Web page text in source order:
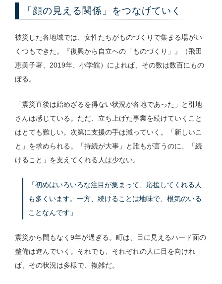
「顔の見える関係」をつなげていく
被災した各地域では、女性たちがものづくりで集まる場がい
くつもできた。『復興から自立への「ものづくり」』（飛田
恵美子著、2019年、小学館）によれば、その数は数百にもの
ぼる。
「震災直後は始めざるを得ない状況が各地であった」と引地
さんは感じている。ただ、立ち上げた事業を続けていくこと
はとても難しい。次第に支援の手は減っていく。「新しいこ
と」を求められる。「持続が大事」と誰もが言うのに、「続
けること」を支えてくれる人は少ない。
「初めはいろいろな注目が集まって、応援してくれる人
も多くいます。一方、続けることは地味で、根気のいる
ことなんです」
震災から間もなく9年が過ぎる。町は、目に見えるハード面の
整備は進んでいく。それでも、それぞれの人に目を向けれ
ば、その状況は多様で、複雑だ。